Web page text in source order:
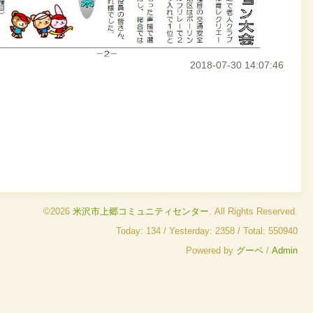
2018-07-30 14:07:46
©2026 米沢市上郷コミュニティセンター . All Rights Reserved.
Today: 134 / Yesterday: 2358 / Total: 550940
Powered by グーペ / Admin